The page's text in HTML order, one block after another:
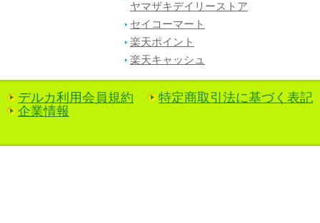
ヤマザキデイリーストア
セイコーマート
楽天ポイント
楽天キャッシュ
デルカ利用会員規約
特定商取引法に基づく表記
企業情報